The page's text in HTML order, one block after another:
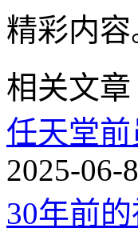
精彩内容
相关文章
任天堂
2025-06-8
30年前